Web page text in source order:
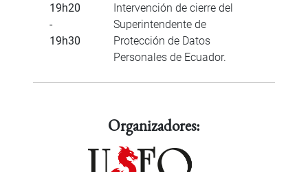
19h20
-
19h30
Intervención de cierre del
Superintendente de
Protección de Datos
Personales de Ecuador.
Organizadores: